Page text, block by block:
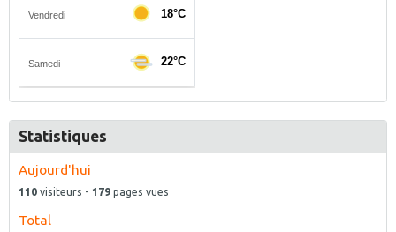
Statistiques
Aujourd'hui
110 visiteurs - 179 pages vues
Total